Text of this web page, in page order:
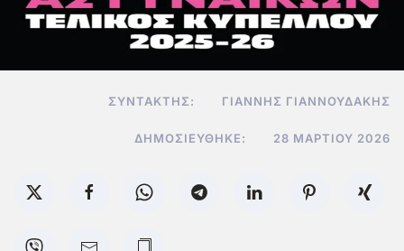
ΣΥΝΤΆΚΤΗΣ: ΓΙΆΝΝΗΣ ΓΙΑΝΝΟΥΔΆΚΗΣ
ΔΗΜΟΣΙΕΎΘΗΚΕ: 28 ΜΑΡΤΊΟΥ 2026